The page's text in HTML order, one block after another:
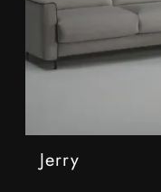
Jerry